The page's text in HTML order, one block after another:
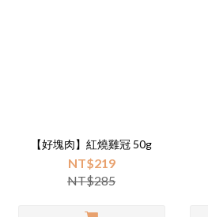
【好塊肉】紅燒雞冠 50g
NT$219
NT$285